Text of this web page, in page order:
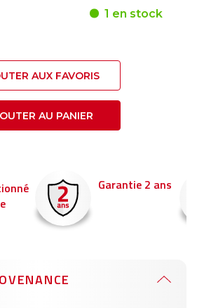
1 en stock
AUX FAVORIS
AU PANIER
Garantie 2 ans